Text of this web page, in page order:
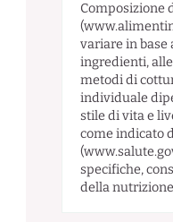
Composizione
variare in base
ingredienti,
metodi di
individuale
stile di vita e
come indicato
specifiche,
della